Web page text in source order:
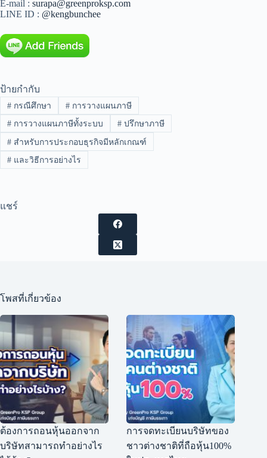
E-mail : surapa@greenproksp.com
LINE ID : @kengbunchee
ป้ายกำกับ
#กรณีศึกษา #การวางแผนภาษี
#การวางแผนภาษีทั้งระบบ #ปรึกษาภาษี
#สำหรับการประกอบธุรกิจมีหลักเกณฑ์
#และวิธีการอย่างไร
แชร์
โพสที่เกี่ยวข้อง
ต้องการถอนหุ้นออกจาก
บริษัทสามารถทำอย่างไร
การจดทะเบียนบริษัทของ
ชาวต่างชาติที่ถือหุ้น100%